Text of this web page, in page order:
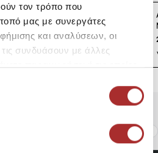
τον τρόπο που
μας με συνεργάτες
και αναλύσεων, οι
συνδυάσουν με άλλες
παραχωρήσει ή τις οποίες
NIKE